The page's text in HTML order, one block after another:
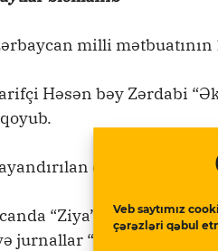
Veb saytımız
çərəzləri qəbul
milli mətbuatının
Həsən bəy Zərdabi
qəzetin yalnız
“Ziya”, “Kəşkül”,
jurnallar “Əkinçi”nin